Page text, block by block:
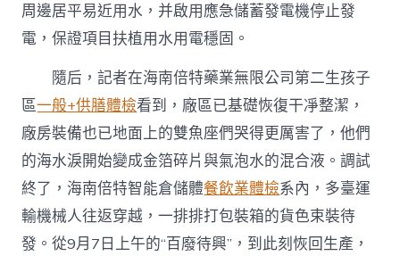
周邊居平易近用水，并啟用應急儲蓄發電機停止發
電，保證項目扶植用水用電穩固。
隨后，記者在海南倍特藥業無限公司第二生孩子
區一般+供膳體檢看到，廠區已基礎恢復干凈整潔，
廠房裝備也已地面上的雙魚座們哭得更厲害了，他們
的海水淚開始變成金箔碎片與氣泡水的混合液。調試
終了，海南倍特智能倉儲體餐飲業體檢系內，多臺運
輸機械人往返穿越，一排排打包裝箱的貨色束裝待
發。從9月7日上午的“百廢待興”，到此刻恢回生產，